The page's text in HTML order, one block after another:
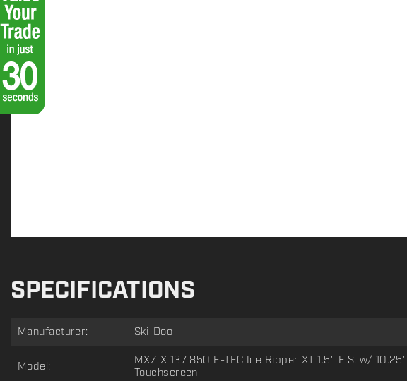
SPECIFICATIONS
Manufacturer: Ski-Doo
Model:
MXZ X 137 850 E-TEC Ice Ripper XT 1.5'' E.S. w/ 10.25''
Touchscreen